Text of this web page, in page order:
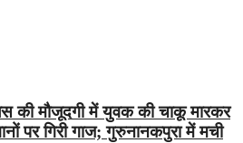
की मौजूदगी में युवक की चाकू मारकर
पर गिरी गाज; गुरुनानकपुरा में मची